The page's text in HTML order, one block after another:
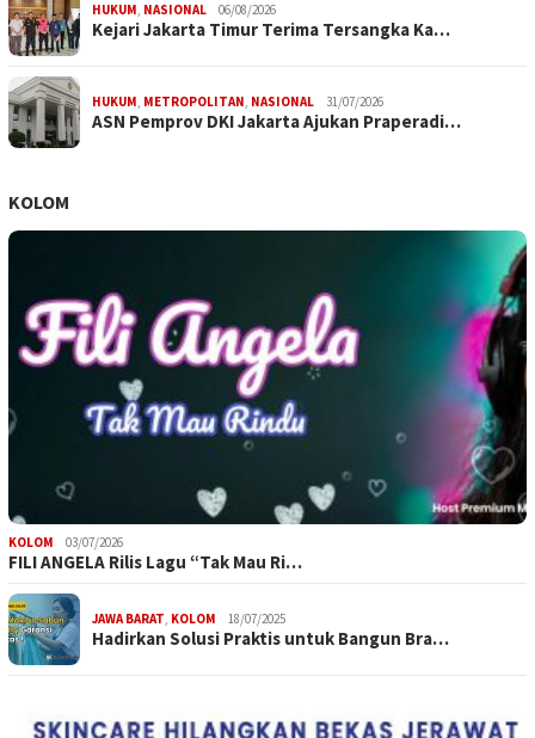
HUKUM, NASIONAL 06/08/2026
Kejari Jakarta Timur Terima Tersangka Ka…
HUKUM, METROPOLITAN, NASIONAL 31/07/2026
ASN Pemprov DKI Jakarta Ajukan Praperadi…
KOLOM
KOLOM 03/07/2026
FILI ANGELA Rilis Lagu “Tak Mau Ri…
JAWA BARAT, KOLOM 18/07/2025
Hadirkan Solusi Praktis untuk Bangun Bra…